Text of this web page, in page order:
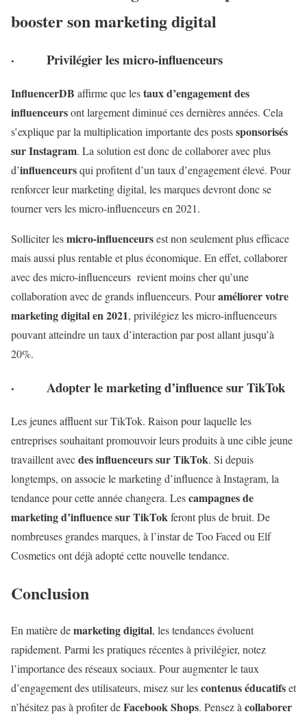
booster son marketing digital
· Privilégier les micro-influenceurs
InfluencerDB affirme que lestaux d’engagement des
influenceursont largement diminué ces dernières années. Cela
s’explique par la multiplication importante des postssponsorisés
sur Instagram. La solution est donc de collaborer avec plus
d’influenceursqui profitent d’un taux d’engagement élevé. Pour
renforcer leur marketing digital, les marques devront donc se
tourner vers les micro-influenceurs en 2021.
Solliciter lesmicro-influenceursest non seulement plus efficace
mais aussi plus rentable et plus économique. En effet, collaborer
avec des micro-influenceurs revient moins cher qu’une
collaboration avec de grands influenceurs. Pouraméliorer votre
marketing digitalen 2021, privilégiez les micro-influenceurs
pouvant atteindre un taux d’interaction par post allant jusqu’à
20%.
· Adopter le marketing d’influence sur TikTok
Les jeunes affluent sur TikTok. Raison pour laquelle les
entreprises souhaitant promouvoir leurs produits à une cible jeune
travaillent avecdes influenceurs sur TikTok. Si depuis
longtemps, on associe le marketing d’influence à Instagram, la
tendance pour cette année changera. Lescampagnes de
marketing d’influence sur TikTokferont plus de bruit. De
nombreuses grandes marques, à l’instar de Too Faced ou Elf
Cosmetics ont déjà adopté cette nouvelle tendance.
Conclusion
En matière demarketing digital, les tendances évoluent
rapidement. Parmi les pratiques récentes à privilégier, notez
l’importance des réseaux sociaux. Pour augmenter le taux
d’engagement des utilisateurs, misez sur lescontenus éducatifset
n’hésitez pas à profiter deFacebook Shops. Pensez àcollaborer